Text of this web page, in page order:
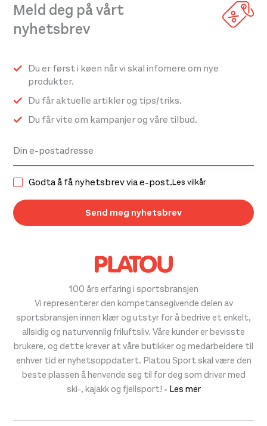
100 års erfaring i sportsbransjen
Vi representerer den kompetansegivende delen av
sportsbransjen innen klær og utstyr for å bedrive et enkelt,
allsidig og naturvennlig friluftsliv. Våre kunder er bevisste
brukere, og dette krever at våre butikker og medarbeidere til
enhver tid er nyhetsoppdatert. Platou Sport skal være den
beste plassen å henvende seg til for deg som driver med
ski-, kajakk og fjellsport! - Les mer
Meld deg på vårt
nyhetsbrev
Du er først i køen når vi skal infomere om nye
produkter.
Du får aktuelle artikler og tips/triks.
Du får vite om kampanjer og våre tilbud.
Godta å få nyhetsbrev via e-post.Les vilkår